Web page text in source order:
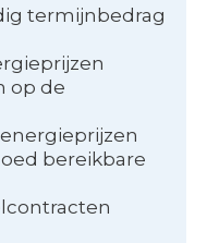
termijnbedrag
op de
bereikbare